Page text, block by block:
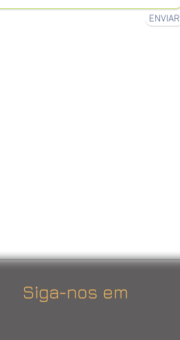
ENVIAR
Siga-nos em